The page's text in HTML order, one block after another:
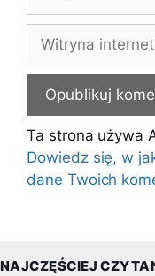
Witryna
internetowa
Ta strona używa
Dowiedz się, w
dane Twoich
NAJCZĘŚCIEJ